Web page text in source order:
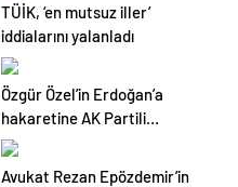
TÜİK, ‘en mutsuz iller’
iddialarını yalanladı
Özgür Özel’in Erdoğan’a
hakaretine AK Partili
Baykoç’tan sert tepki: Son
Avukat Rezan Epözdemir’in